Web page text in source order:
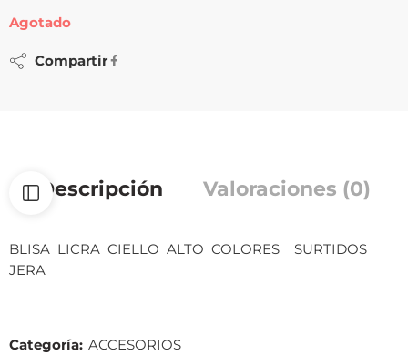
Agotado
Compartir
Descripción Valoraciones (0)
BLISA LICRA CIELLO ALTO COLORES SURTIDOS
JERA
Categoría: ACCESORIOS